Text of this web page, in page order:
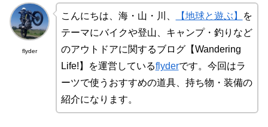
flyder
こんにちは、海・山・川、 【地球と遊ぶ】
を
テーマにバイクや登山、キャンプ・釣りなど
のアウトドアに関するブログ【Wandering
Life!】を運営しているflyderです。今回はラ
ーツで使うおすすめの道具、持ち物・装備の
紹介になります。